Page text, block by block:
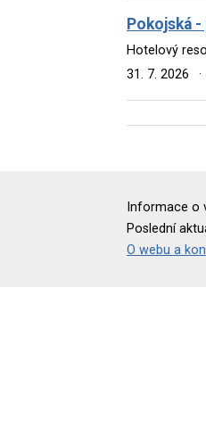
Pokojská
Hotelový
31. 7. 2026
·
Informace o
Poslední
O webu a